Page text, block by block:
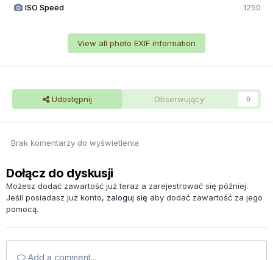
ISO Speed 1250
View all photo EXIF information
Udostępnij Obserwujący 0
Brak komentarzy do wyświetlenia
Dołącz do dyskusji
Możesz dodać zawartość już teraz a zarejestrować się później.
Jeśli posiadasz już konto, zaloguj się aby dodać zawartość za jego
pomocą.
Add a comment...